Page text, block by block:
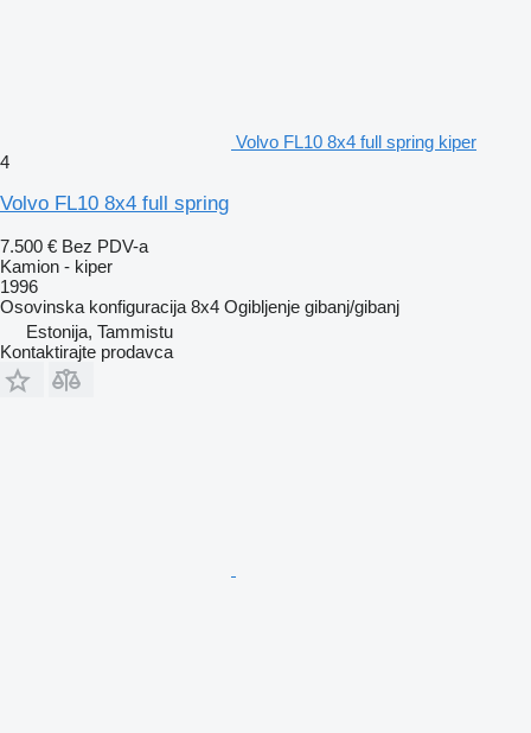
Volvo FL10 8x4 full spring kiper
4
Volvo FL10 8x4 full spring
7.500 € Bez PDV-a
Kamion - kiper
1996
Osovinska konfiguracija 8x4 Ogibljenje gibanj/gibanj
Estonija, Tammistu
Kontaktirajte prodavca